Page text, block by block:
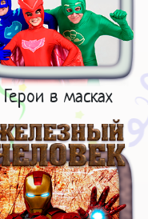
Герои в масках